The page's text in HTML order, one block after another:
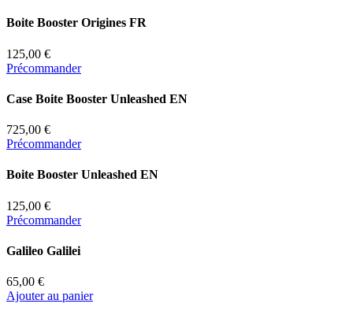
Boite Booster Origines FR
125,00 €
Précommander
Case Boite Booster Unleashed EN
725,00 €
Précommander
Boite Booster Unleashed EN
125,00 €
Précommander
Galileo Galilei
65,00 €
Ajouter au panier